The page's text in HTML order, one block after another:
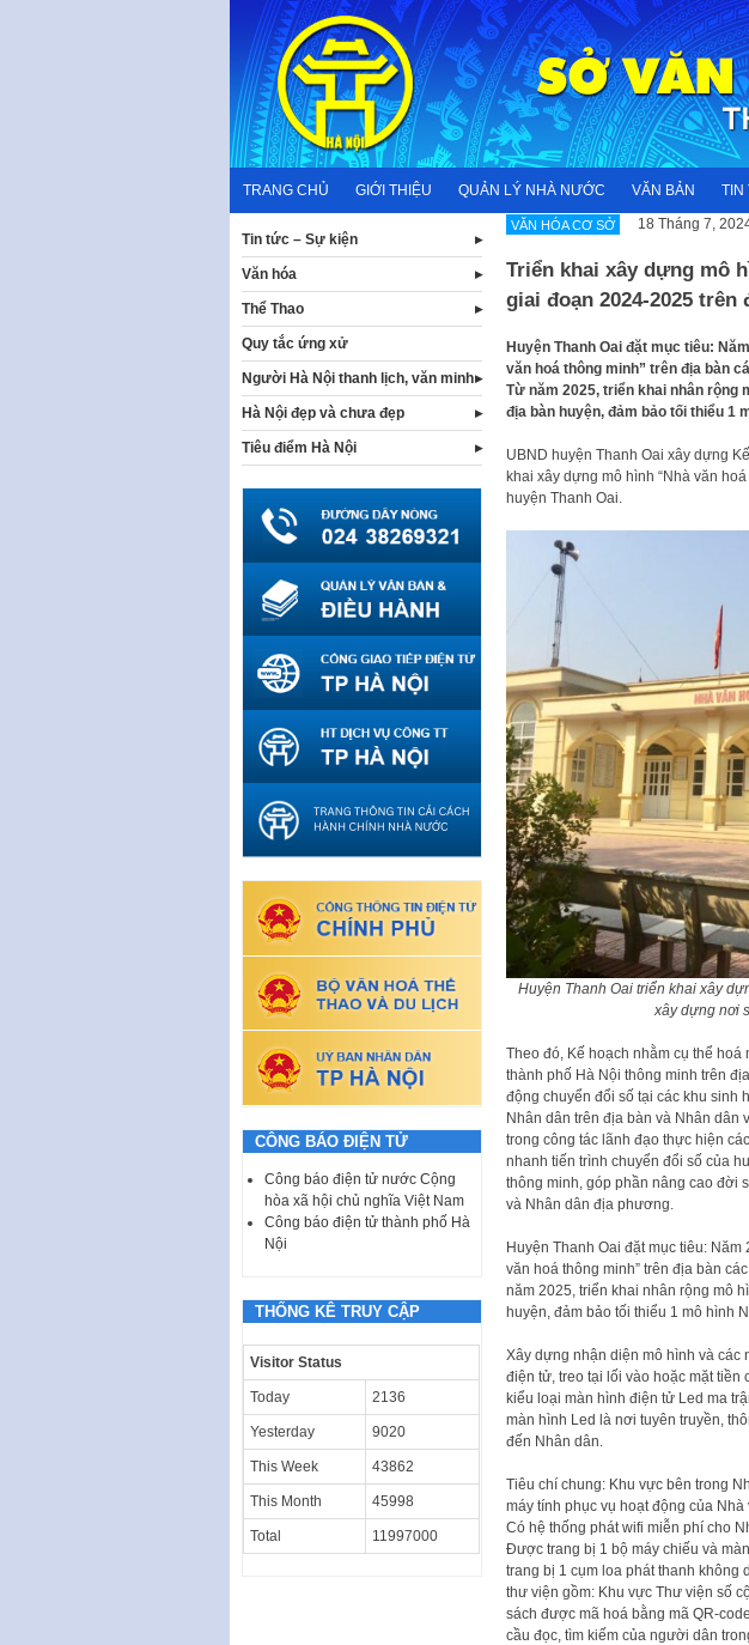
content
TRANG CHỦ GIỚI THIỆU QUẢN LÝ NHÀ NƯỚC VĂN BẢN TIN
VĂN HÓA CƠ SỞ 18 Tháng 7,
Triển khai xây dựng mô
giai đoạn 2024-2025 trên
Huyện Thanh Oai đặt mục tiêu:
văn hoá thông minh” trên địa bàn
Từ năm 2025, triển khai nhân rộng
địa bàn huyện, đảm bảo tối thiểu 1
UBND huyện Thanh Oai xây dựng
khai xây dựng mô hình “Nhà văn
huyện Thanh Oai.
Huyện Thanh Oai triển khai xây
xây dựng nơi
Theo đó, Kế hoạch nhằm cụ thể
thành phố Hà Nội thông minh trên
động chuyển đổi số tại các khu sinh
Nhân dân trên địa bàn và Nhân
trong công tác lãnh đạo thực hiện
nhanh tiến trình chuyển đổi số của
thông minh, góp phần nâng cao đời
và Nhân dân địa phương.
Huyện Thanh Oai đặt mục tiêu:
văn hoá thông minh” trên địa bàn
năm 2025, triển khai nhân rộng mô
huyện, đảm bảo tối thiểu 1 mô hình
Xây dựng nhận diện mô hình và các
điện tử, treo tại lối vào hoặc mặt tiền
kiểu loại màn hình điện tử Led ma
màn hình Led là nơi tuyên truyền,
đến Nhân dân.
Tiêu chí chung: Khu vực bên trong
máy tính phục vụ hoạt động của
Có hệ thống phát wifi miễn phí cho
Được trang bị 1 bộ máy chiếu và
trang bị 1 cụm loa phát thanh không
thư viện gồm: Khu vực Thư viện số
sách được mã hoá bằng mã QR-
cầu đọc, tìm kiếm của người dân
Tin tức – Sự kiện
Văn hóa
Thể Thao
Quy tắc ứng xử
Người Hà Nội thanh lịch, văn minh
Hà Nội đẹp và chưa đẹp
Tiêu điểm Hà Nội
CÔNG BÁO ĐIỆN TỬ
Công báo điện tử nước Cộng
hòa xã hội chủ nghĩa Việt Nam
Công báo điện tử thành phố Hà
Nội
THỐNG KÊ TRUY CẬP
Visitor Status
Today 2136
Yesterday 9020
This Week 43862
This Month 45998
Total 11997000